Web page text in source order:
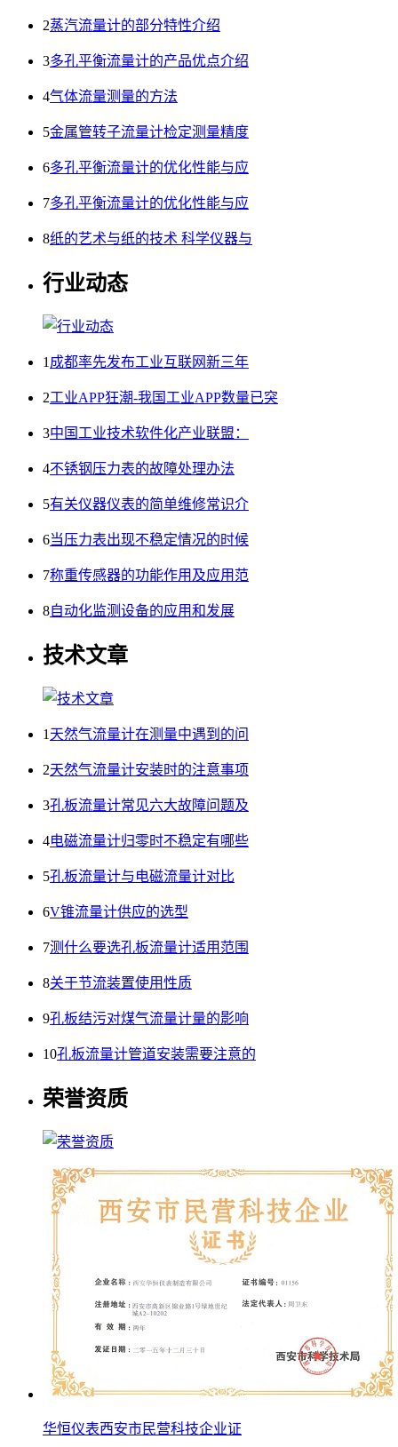
2蒸汽流量计的部分特性介绍
3多孔平衡流量计的产品优点介绍
4气体流量测量的方法
5金属管转子流量计检定测量精度
6多孔平衡流量计的优化性能与应
7多孔平衡流量计的优化性能与应
8纸的艺术与纸的技术 科学仪器与
行业动态
1 成都率先发布工业互联网新三年
2工业APP狂潮-我国工业APP数量已突
3中国工业技术软件化产业联盟：
4不锈钢压力表的故障处理办法
5有关仪器仪表的简单维修常识介
6当压力表出现不稳定情况的时候
7称重传感器的功能作用及应用范
8自动化监测设备的应用和发展
技术文章
1 天然气流量计在测量中遇到的问
2天然气流量计安装时的注意事项
3孔板流量计常见六大故障问题及
4电磁流量计归零时不稳定有哪些
5孔板流量计与电磁流量计对比
6V锥流量计供应的选型
7测什么要选孔板流量计适用范围
8关于节流装置使用性质
9孔板结污对煤气流量计量的影响
10孔板流量计管道安装需要注意的
荣誉资质
华恒仪表西安市民营科技企业证